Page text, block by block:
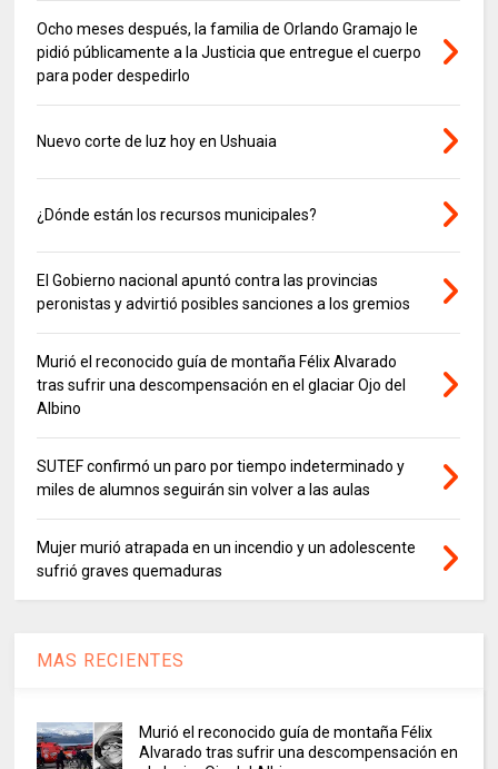
Ocho meses después, la familia de Orlando Gramajo le
pidió públicamente a la Justicia que entregue el cuerpo
para poder despedirlo
Nuevo corte de luz hoy en Ushuaia
¿Dónde están los recursos municipales?
El Gobierno nacional apuntó contra las provincias
peronistas y advirtió posibles sanciones a los gremios
Murió el reconocido guía de montaña Félix Alvarado
tras sufrir una descompensación en el glaciar Ojo del
Albino
SUTEF confirmó un paro por tiempo indeterminado y
miles de alumnos seguirán sin volver a las aulas
Mujer murió atrapada en un incendio y un adolescente
sufrió graves quemaduras
MAS RECIENTES
Murió el reconocido guía de montaña Félix
Alvarado tras sufrir una descompensación en